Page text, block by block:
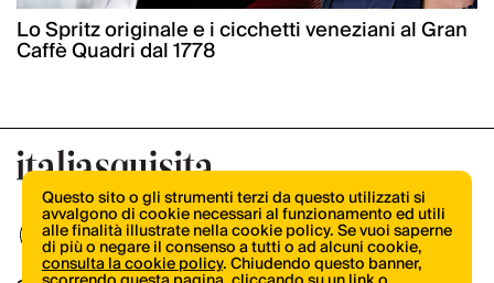
Lo Spritz originale e i cicchetti veneziani al Gran
Caffè Quadri dal 1778
Questo sito o gli strumenti terzi da questo utilizzati si
avvalgono di cookie necessari al funzionamento ed utili
alle finalità illustrate nella cookie policy. Se vuoi saperne
di più o negare il consenso a tutti o ad alcuni cookie,
consulta la cookie policy. Chiudendo questo banner,